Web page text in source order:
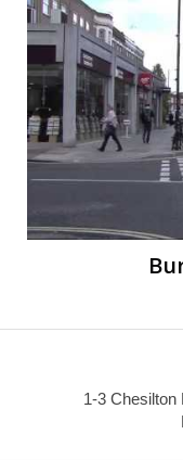
1-3 Chesilton